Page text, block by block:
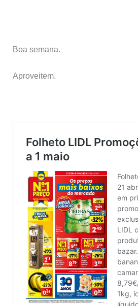
Boa semana.
Aproveitem.